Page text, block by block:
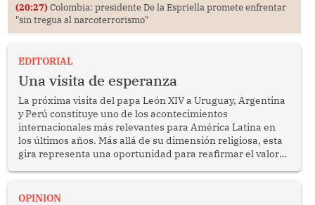
(20:27) Colombia: presidente De la Espriella promete enfrentar
"sin tregua al narcoterrorismo"
EDITORIAL
Una visita de esperanza
La próxima visita del papa León XIV a Uruguay, Argentina
y Perú constituye uno de los acontecimientos
internacionales más relevantes para América Latina en
los últimos años. Más allá de su dimensión religiosa, esta
gira representa una oportunidad para reafirmar el valor
enfrenta desafíos en materia de desarrollo, cohesión
OPINION